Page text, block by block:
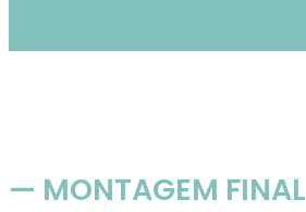
— MONTAGEM FINAL